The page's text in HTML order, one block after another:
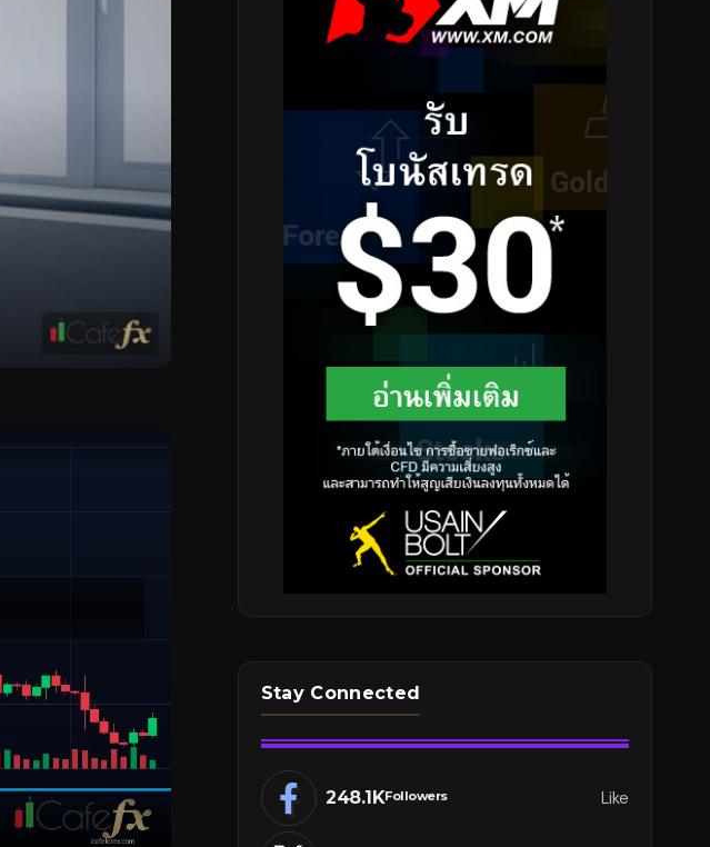
Stay Connected
248.1KFollowers Like